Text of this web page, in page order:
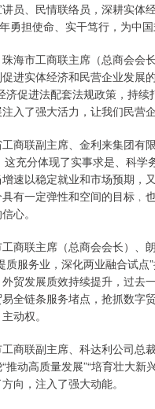
员、民情联络员，深耕实体
勇担使命、实干笃行，为中
海市工商联主席（总商会会
进实体经济和民营企业发展
济促进法配套法规政策，持
入了强大活力，让我们民营
商联副主席、金利来集团有
充分体现了实事求是、科
速以稳定就业和市场预期，
有一定弹性和空间的目标﹐
心。
商联主席（总商会会长）、
质服务业，深化两业融合试
贸发展质效持续提升，过去
全链条服务堵点，抢抓数字
动权。
商联副主席、科达利公司总
动高质量发展”“培育壮大新
向，注入了强大动能。